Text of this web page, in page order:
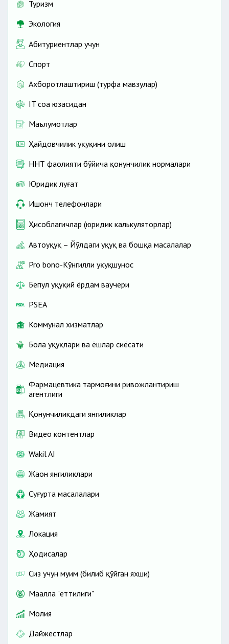
Туризм
Экология
Абитуриентлар учун
Спорт
Ахборотлаштириш (турфа мавзулар)
IT соҳа юзасидан
Маълумотлар
Ҳайдовчилик ҳуқуқини олиш
ННТ фаолияти бўйича қонунчилик нормалари
Юридик луғат
Ишонч телефонлари
Ҳисоблагичлар (юридик калькуляторлар)
Автоҳуқуқ – Йўлдаги ҳуқуқ ва бошқа масалалар
Pro bono-Кўнгилли ҳуқуқшунос
Бепул ҳуқуқий ёрдам ваучери
PSEA
Коммунал хизматлар
Бола ҳуқуқлари ва ёшлар сиёсати
Медиация
Фармацевтика тармоғини ривожлантириш
агентлиги
Қонунчиликдаги янгиликлар
Видео контентлар
Wakil AI
Жаҳон янгиликлари
Cуғурта масалалари
Жамият
Локация
Ҳодисалар
Сиз учун муҳим (билиб қўйган яхши)
Маҳалла "еттилиги"
Молия
Дайжестлар